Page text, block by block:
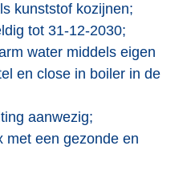
kunststof kozijnen;
tot 31-12-2030;
water middels eigen
en close in boiler in de
aanwezig;
met een gezonde en